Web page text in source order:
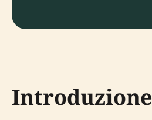
Introduzione